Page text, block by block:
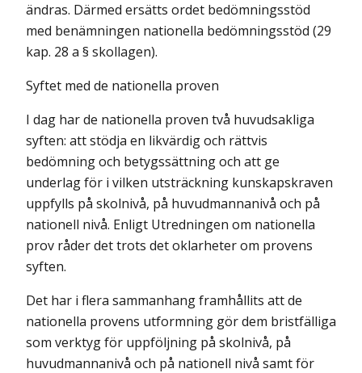
ändras. Därmed ersätts ordet bedömningsstöd
med benämningen nationella bedömningsstöd (29
kap. 28 a § skollagen).
Syftet med de nationella proven
I dag har de nationella proven två huvudsakliga
syften: att stödja en likvärdig och rättvis
bedömning och betygssättning och att ge
underlag för i vilken utsträckning kunskapskraven
uppfylls på skolnivå, på huvudmannanivå och på
nationell nivå. Enligt Utredningen om nationella
prov råder det trots det oklarheter om provens
syften.
Det har i flera sammanhang framhållits att de
nationella provens utformning gör dem bristfälliga
som verktyg för uppföljning på skolnivå, på
huvudmannanivå och på nationell nivå samt för